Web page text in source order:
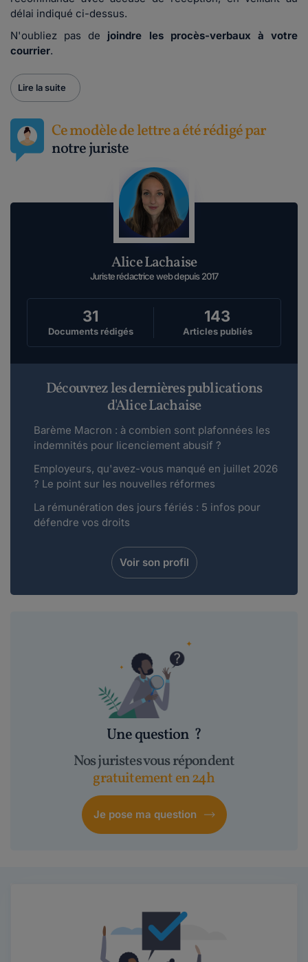
délai indiqué ci-dessus.
N'oubliez pas de joindre les procès-verbaux à votre
courrier.
Lire la suite
Ce modèle de lettre a été rédigé par
notre juriste
Alice Lachaise
Juriste rédactrice web depuis 2017
31
Documents rédigés
143
Articles publiés
Découvrez les dernières publications
d'Alice Lachaise
Barème Macron : à combien sont plafonnées les
indemnités pour licenciement abusif ?
Employeurs, qu'avez-vous manqué en juillet 2026
? Le point sur les nouvelles réformes
La rémunération des jours fériés : 5 infos pour
défendre vos droits
Voir son profil
Une question ?
Nos juristes vous répondent
gratuitement en 24h
Je pose ma question